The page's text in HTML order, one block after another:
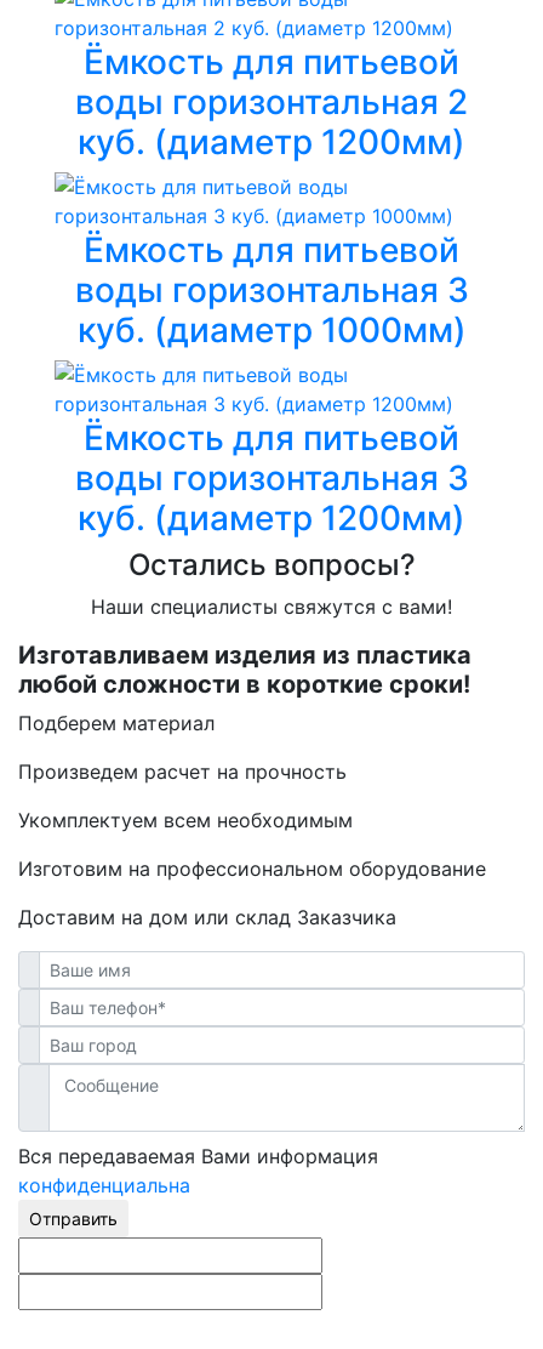
Ёмкость для питьевой
воды горизонтальная 2
куб. (диаметр 1200мм)
Ёмкость для питьевой
воды горизонтальная 3
куб. (диаметр 1000мм)
Ёмкость для питьевой
воды горизонтальная 3
куб. (диаметр 1200мм)
Остались вопросы?
Наши специалисты свяжутся с вами!
Изготавливаем изделия из пластика
любой сложности в короткие сроки!
Подберем материал
Произведем расчет на прочность
Укомплектуем всем необходимым
Изготовим на профессиональном оборудование
Доставим на дом или склад Заказчика
Вся передаваемая Вами информация
конфиденциальна
Отправить